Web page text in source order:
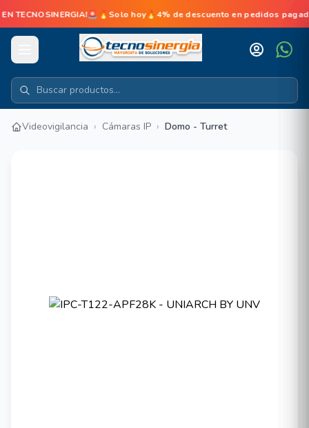
TECNOSINERGIA!🚨🔥Solo hoy🔥4% de descuento en pedidos
Videovigilancia › Cámaras IP › Domo - Turret